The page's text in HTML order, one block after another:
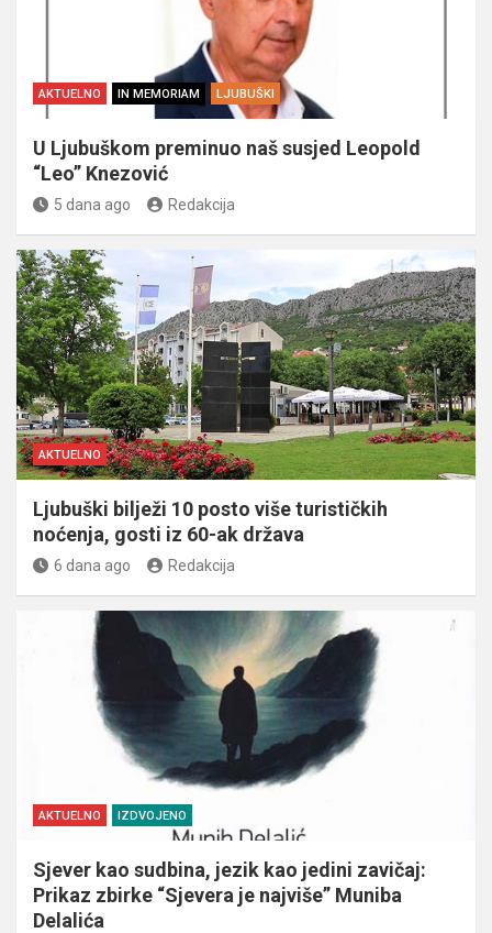
AKTUELNO IN MEMORIAM LJUBUŠKI
U Ljubuškom preminuo naš susjed Leopold
“Leo” Knezović
5 dana ago Redakcija
AKTUELNO
Ljubuški bilježi 10 posto više turističkih
noćenja, gosti iz 60-ak država
6 dana ago Redakcija
AKTUELNO IZDVOJENO
Sjever kao sudbina, jezik kao jedini zavičaj:
Prikaz zbirke “Sjevera je najviše” Muniba
Delalića